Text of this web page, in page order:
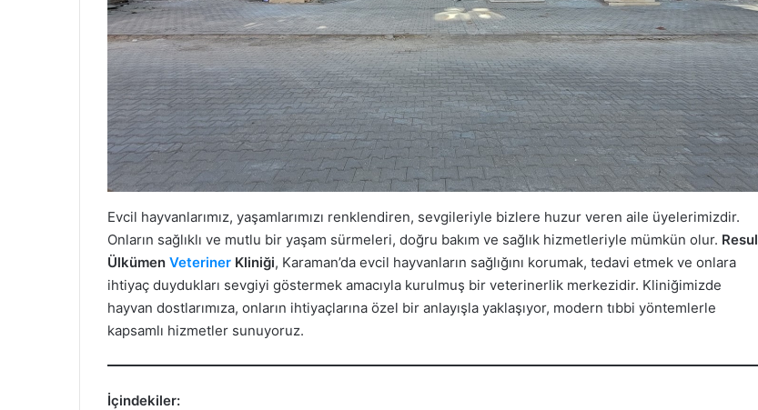
Evcil hayvanlarımız, yaşamlarımızı renklendiren, sevgileriyle bizlere huzur veren aile üyelerimizdir.
Onların sağlıklı ve mutlu bir yaşam sürmeleri, doğru bakım ve sağlık hizmetleriyle mümkün olur. Resul
Ülkümen Veteriner Kliniği, Karaman’da evcil hayvanların sağlığını korumak, tedavi etmek ve onlara
ihtiyaç duydukları sevgiyi göstermek amacıyla kurulmuş bir veterinerlik merkezidir. Kliniğimizde
hayvan dostlarımıza, onların ihtiyaçlarına özel bir anlayışla yaklaşıyor, modern tıbbi yöntemlerle
kapsamlı hizmetler sunuyoruz.
İçindekiler: